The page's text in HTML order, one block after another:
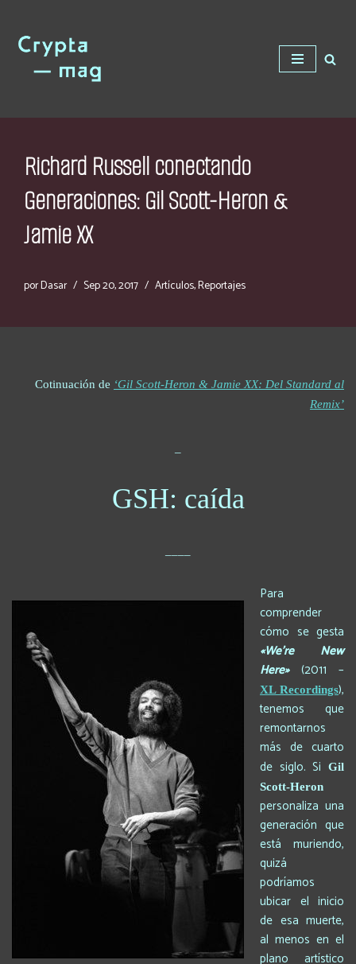
Saltar
contenido
Richard Russell conectando
Generaciones: Gil Scott-Heron &
Jamie XX
porDasar Sep 20, 2017 Artículos,Reportajes
Cotinuación de ‘Gil Scott-Heron & Jamie XX: Del Standard al
Remix’
GSH: caída
Para
comprender
cómo se gesta
«We’re New
Here» (2011 –
XL Recordings),
tenemos que
remontarnos
más de cuarto
de siglo. Si
Gil
Scott-Heron
personaliza una
generación que
está muriendo,
quizá
podríamos
ubicar el inicio
de esa muerte,
al menos en el
plano artístico